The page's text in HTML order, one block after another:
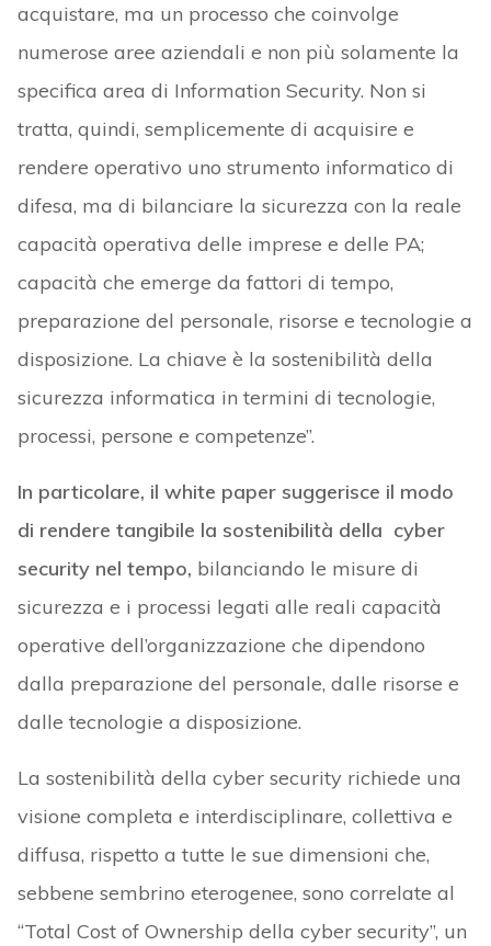
acquistare, ma un processo che coinvolge
numerose aree aziendali e non più solamente la
specifica area di Information Security. Non si
tratta, quindi, semplicemente di acquisire e
rendere operativo uno strumento informatico di
difesa, ma di bilanciare la sicurezza con la reale
capacità operativa delle imprese e delle PA;
capacità che emerge da fattori di tempo,
preparazione del personale, risorse e tecnologie a
disposizione. La chiave è la sostenibilità della
sicurezza informatica in termini di tecnologie,
processi, persone e competenze”.
In particolare, il white paper suggerisce il modo
di rendere tangibile la sostenibilità della cyber
security nel tempo, bilanciando le misure di
sicurezza e i processi legati alle reali capacità
operative dell’organizzazione che dipendono
dalla preparazione del personale, dalle risorse e
dalle tecnologie a disposizione.
La sostenibilità della cyber security richiede una
visione completa e interdisciplinare, collettiva e
diffusa, rispetto a tutte le sue dimensioni che,
sebbene sembrino eterogenee, sono correlate al
“Total Cost of Ownership della cyber security”, un